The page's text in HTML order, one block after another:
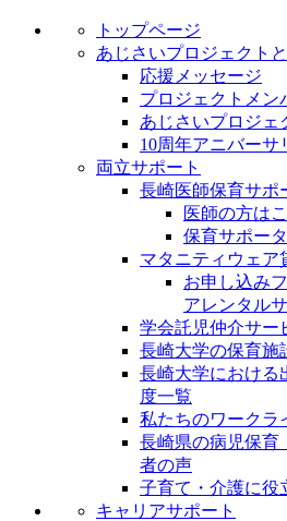
トップページ
あじさいプロジェクト
応援メッセージ
プロジェクトメン
あじさいプロジェ
10周年アニバーサ
両立サポート
長崎医師保育サポ
医師の方は
保育サポー
マタニティウェア
お申し込み
アレンタル
学会託児仲介サー
長崎大学の保育施
長崎大学における
度一覧
私たちのワークラ
長崎県の病児保育
者の声
子育て・介護に役
キャリアサポート